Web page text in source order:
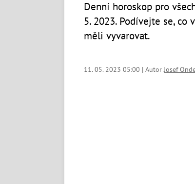
Denní horoskop pro
5. 2023. Podívejte se, co
měli vyvarovat.
11. 05. 2023 05:00 | AutorJosef